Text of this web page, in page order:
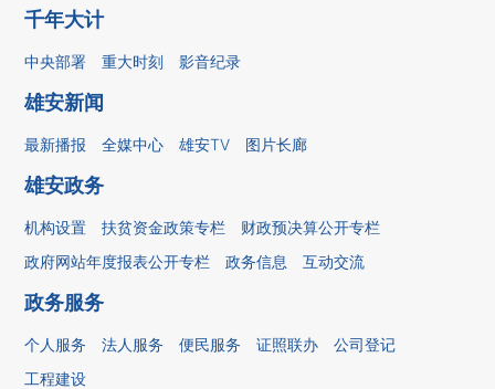
千年大计
中央部署 重大时刻 影音纪录
雄安新闻
最新播报 全媒中心 雄安TV 图片长廊
雄安政务
机构设置 扶贫资金政策专栏
财政预决算公开专栏
政府网站年度报表公开专栏
政务信息 互动交流
政务服务
个人服务 法人服务 便民服务 证照联办
公司登记
工程建设